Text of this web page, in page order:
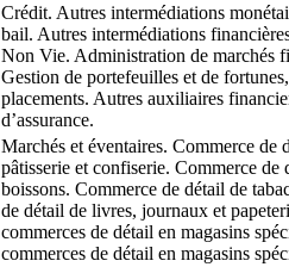
Crédit. Autres intermédiations
bail. Autres intermédiations
Non Vie. Administration de marchés
Gestion de portefeuilles et de
placements. Autres auxiliaires
d’assurance.
Marchés et éventaires. Commerce de
pâtisserie et confiserie. Commerce de
boissons. Commerce de détail de
de détail de livres, journaux et
commerces de détail en magasins
commerces de détail en magasins